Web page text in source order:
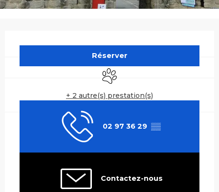
Réserver
Animaux acceptés
+ 2 autre(s) prestation(s)
02 97 36 29 ▒▒
Contactez-nous